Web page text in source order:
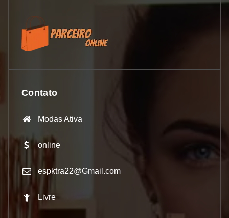
Contato
Modas Ativa
online
espktra22@Gmail.com
Livre